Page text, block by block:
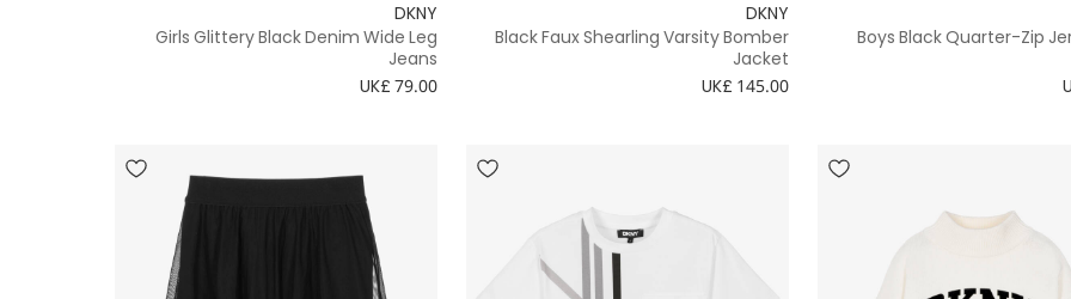
Boys Black Quarter-Zip
DKNY
Black Faux Shearling Varsity Bomber
Jacket
UK£ 145.00
DKNY
Girls Glittery Black Denim Wide Leg
Jeans
UK£ 79.00